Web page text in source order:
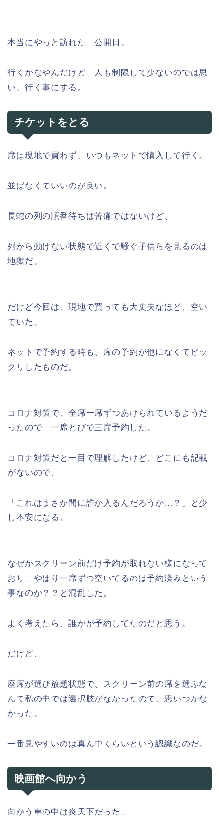
本当にやっと訪れた、公開日。
行くかなやんだけど、人も制限して少ないのでは思
い、行く事にする。
チケットをとる
席は現地で買わず、いつもネットで購入して行く。
並ばなくていいのが良い。
長蛇の列の順番待ちは苦痛ではないけど、
列から動けない状態で近くで騒ぐ子供らを見るのは
地獄だ。
だけど今回は、現地で買っても大丈夫なほど、空い
ていた。
ネットで予約する時も、席の予約が他になくてビッ
クリしたものだ。
コロナ対策で、全席一席ずつあけられているようだ
ったので、一席とびで三席予約した。
コロナ対策だと一目で理解したけど、どこにも記載
がないので、
「これはまさか間に誰か入るんだろうか…？」と少
し不安になる。
なぜかスクリーン前だけ予約が取れない様になって
おり、やはり一席ずつ空いてるのは予約済みという
事なのか？？と混乱した。
よく考えたら、誰かが予約してたのだと思う。
だけど、
座席が選び放題状態で、スクリーン前の席を選ぶな
んて私の中では選択肢がなかったので、思いつかな
かった。
一番見やすいのは真ん中くらいという認識なのだ。
映画館へ向かう
向かう車の中は炎天下だった。